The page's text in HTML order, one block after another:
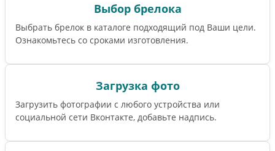
Выбор брелока
Выбрать брелок в каталоге подходящий под Ваши цели.
Ознакомьтесь со сроками изготовления.
Загрузка фото
Загрузить фотографии с любого устройства или
социальной сети Вконтакте, добавьте надпись.